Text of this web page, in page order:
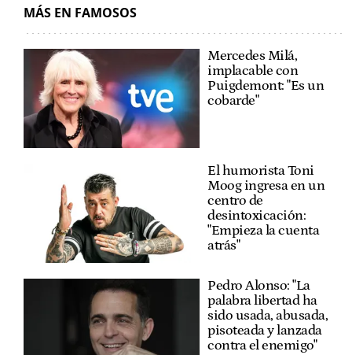
MÁS EN FAMOSOS
Mercedes Milá,
implacable con
Puigdemont: "Es un
cobarde"
El humorista Toni
Moog ingresa en un
centro de
desintoxicación:
"Empieza la cuenta
atrás"
Pedro Alonso: "La
palabra libertad ha
sido usada, abusada,
pisoteada y lanzada
contra el enemigo"